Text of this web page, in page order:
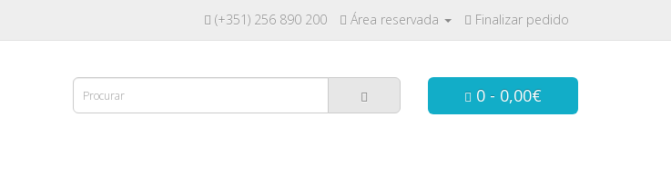
(+351) 256 890 200 Área reservada Finalizar pedido
0 - 0,00€